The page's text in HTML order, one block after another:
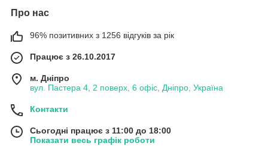
Про нас
96% позитивних з 1256 відгуків за рік
Працює з 26.10.2017
м. Дніпро
вул. Пастера 4, 2 поверх, 6 офіс, Дніпро, Україна
Контакти
Сьогодні працює з 11:00 до 18:00
Показати весь графік роботи